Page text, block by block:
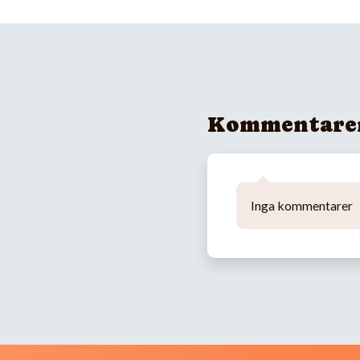
Inga kommentarer